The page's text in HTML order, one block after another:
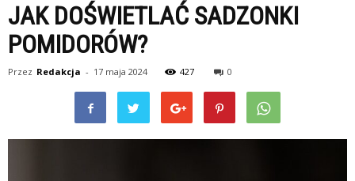
JAK DOŚWIETLAĆ SADZONKI
POMIDORÓW?
Przez Redakcja - 17 maja 2024 427 0